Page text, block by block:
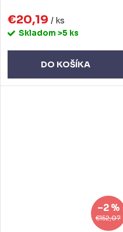
€20,19 / ks
Skladom >5 ks
DO KOŠÍKA
€152,07
–2 %